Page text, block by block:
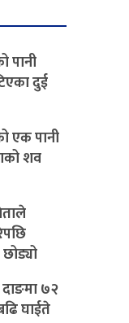
पानी
दुई
एक पानी
शव
दाङमा ७२
घाईते